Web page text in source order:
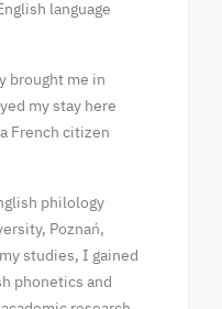
language
brought me in
my stay here
French citizen
philology
Poznań,
studies, I gained
phonetics and